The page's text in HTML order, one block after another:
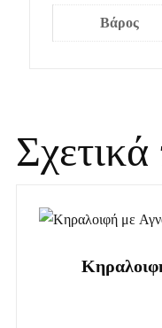
Βάρος